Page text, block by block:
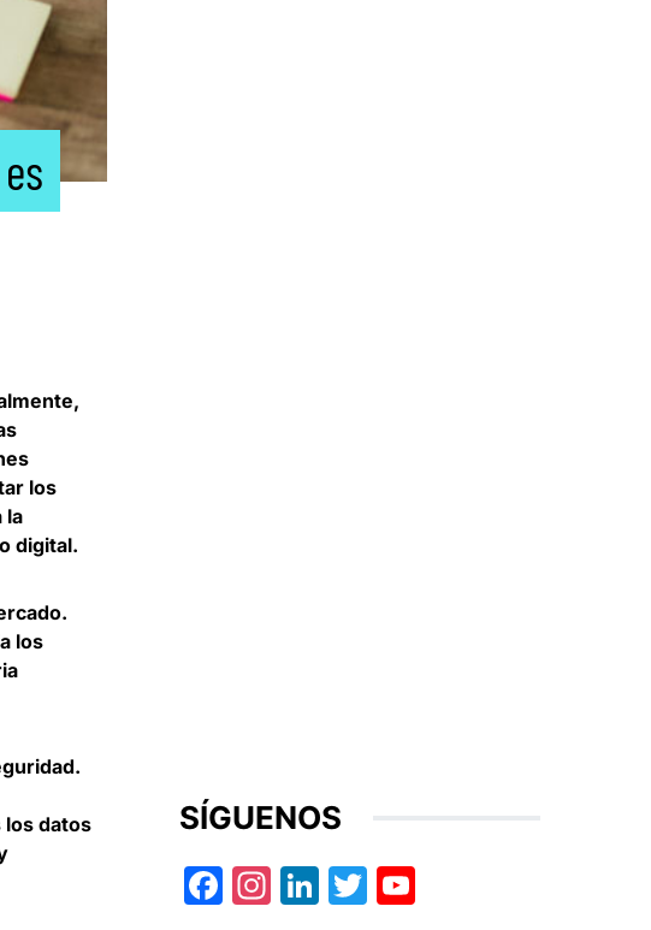
,
los
la
digital.
los
.
los datos
SÍGUENOS
Facebook
Instagram
LinkedIn
Twitter